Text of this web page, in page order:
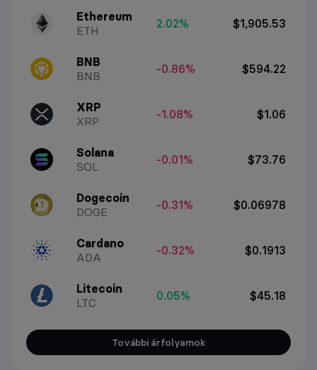
Ethereum
ETH
2.02% $1,905.53
BNB
BNB
-0.86% $594.22
XRP
XRP
-1.08% $1.06
Solana
SOL
-0.01% $73.76
Dogecoin
DOGE
-0.31% $0.06978
Cardano
ADA
-0.32% $0.1913
Litecoin
LTC
0.05% $45.18
További árfolyamok